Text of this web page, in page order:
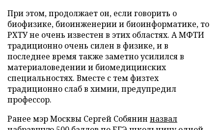
При этом, продолжает он, если говорить о
биофизике, биоинженерии и биоинформатике, то
РХТУ не очень известен в этих областях. А МФТИ
традиционно очень силен в физике, и в
последнее время также заметно усилился в
материаловедении и биомедицинских
специальностях. Вместе с тем физтех
традиционно слаб в химии, предупредил
профессор.
Ранее мэр Москвы Сергей Собянин назвал